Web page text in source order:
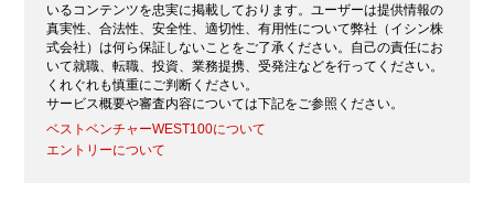
いるコンテンツを忠実に掲載しております。ユーザーは提供情報の
真実性、合法性、安全性、適切性、有用性について弊社（イシン株
式会社）は何ら保証しないことをご了承ください。自己の責任にお
いて就職、転職、投資、業務提携、受発注などを行ってください。
くれぐれも慎重にご判断ください。
サービス概要や審査内容については下記をご参照ください。
ベストベンチャーWEST100について
エントリーについて